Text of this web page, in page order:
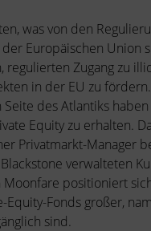
was von den
Europäischen Union
Zugang zu
in der EU zu
des Atlantiks
Equity zu erhalten.
Privatmarkt-Manager
verwalteten
positioniert
Fonds großer,
sind.